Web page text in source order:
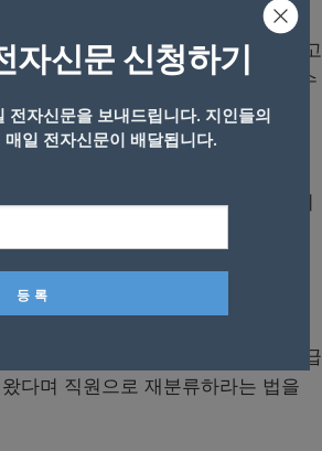
라는 1심 결정을 확인할 경우, 그리고
로부터 30일 이내에 1심 결정을 준수
다. 두 회사는 법원이 유예를 승인
회사는 항소심이 진행되는 동안 미
트는 일단 결정을 철회했다
사·배달원 등에게 최저임금이나 유급
다며 직원으로 재분류하라는 법을
자신문 신청하기
전자신문을 보내드립니다. 지인들의
일 전자신문이 배달됩니다.